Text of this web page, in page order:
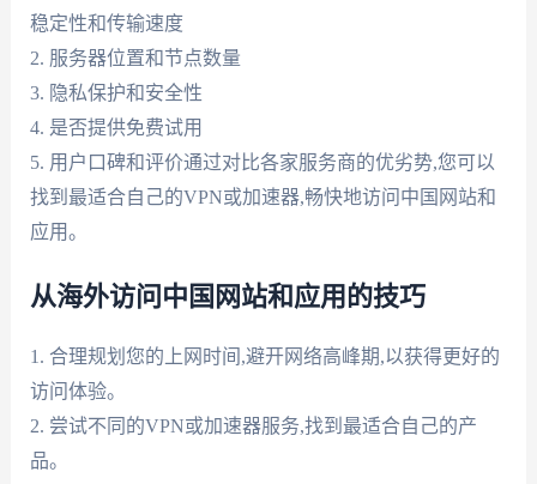
稳定性和传输速度
2. 服务器位置和节点数量
3. 隐私保护和安全性
4. 是否提供免费试用
5. 用户口碑和评价通过对比各家服务商的优劣势,您可以
找到最适合自己的VPN或加速器,畅快地访问中国网站和
应用。
从海外访问中国网站和应用的技巧
1. 合理规划您的上网时间,避开网络高峰期,以获得更好的
访问体验。
2. 尝试不同的VPN或加速器服务,找到最适合自己的产
品。